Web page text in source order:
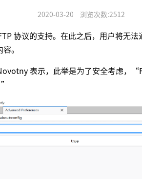
2020-03-20 浏览次数:2512
协议的支持。在此之后，用户将无
。
表示，此举是为了安全考虑，